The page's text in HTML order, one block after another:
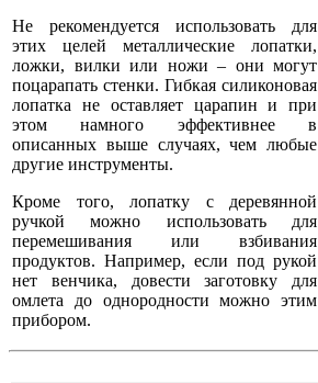
Не рекомендуется использовать для
этих целей металлические лопатки,
ложки, вилки или ножи – они могут
поцарапать стенки. Гибкая силиконовая
лопатка не оставляет царапин и при
этом намного эффективнее в
описанных выше случаях, чем любые
другие инструменты.
Кроме того, лопатку с деревянной
ручкой можно использовать для
перемешивания или взбивания
продуктов. Например, если под рукой
нет венчика, довести заготовку для
омлета до однородности можно этим
прибором.